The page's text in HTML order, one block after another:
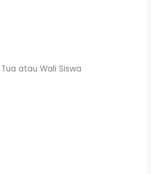
atau Wali Siswa